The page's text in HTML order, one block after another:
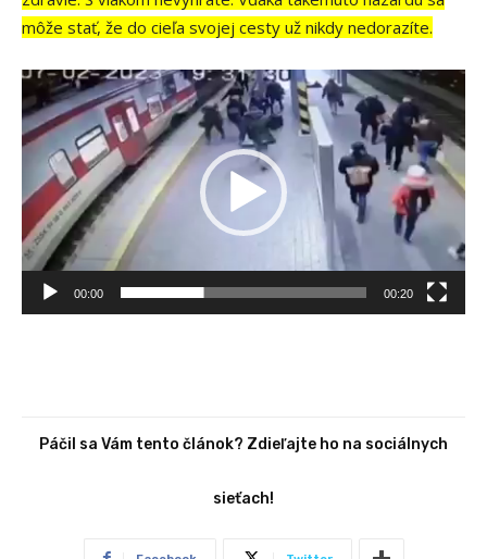
môže stať, že do cieľa svojej cesty už nikdy nedorazíte.
V
i
d
o
r
h
00:00 00:20
Páčil sa Vám tento článok? Zdieľajte ho na sociálnych
sieťach!